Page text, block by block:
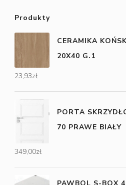
Produkty
CERAMIKA
20X40 G.1
23,93zł
PORTA
70 PRAWE BIAŁY
349,00zł